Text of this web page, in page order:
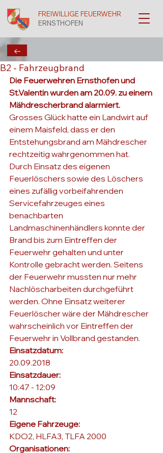
FREIWILLIGE FEUERWEHR
ERNSTHOFEN
B2 - Fahrzeugbrand
Die Feuerwehren Ernsthofen und
St.Valentin wurden am 20.09. zu einem
Mähdrescherbrand alarmiert.
Grosses Glück hatte ein Landwirt auf
einem Maisfeld, dass er den
Entstehungsbrand am Mähdrescher
rechtzeitig wahrgenommen hat.
Durch Einsatz des eigenen
Feuerlöschers sowie des Löschers
eines zufällig vorbeifahrenden
Servicefahrzeuges eines
benachbarten
Landmaschinenhändlers konnte der
Brand bis zum Eintreffen der
Feuerwehr gehalten und unter
Kontrolle gebracht werden. Seitens
der Feuerwehr mussten nur mehr
Nachlöscharbeiten durchgeführt
werden. Ohne Einsatz weiterer
Feuerlöscher wäre der Mähdrescher
wahrscheinlich vor Eintreffen der
Feuerwehr in Vollbrand gestanden.
Einsatzdatum:
20.09.2018
Einsatzdauer:
10:47 - 12:09
Mannschaft:
12
Eigene Fahrzeuge:
KDO2, HLFA3, TLFA 2000
Organisationen:
←